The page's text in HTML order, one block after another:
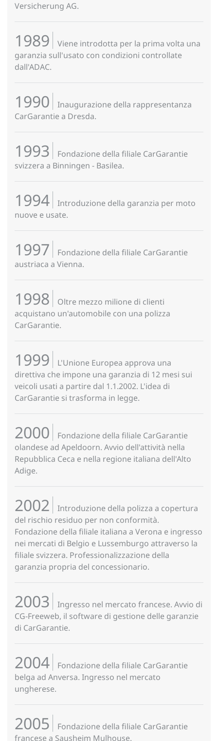
Versicherung AG.
1989
Viene introdotta per la prima volta una
garanzia sull'usato con condizioni controllate
dall'ADAC.
1990
Inaugurazione della rappresentanza
CarGarantie a Dresda.
1993
Fondazione della filiale CarGarantie
svizzera a Binningen - Basilea.
1994
Introduzione della garanzia per moto
nuove e usate.
1997
Fondazione della filiale CarGarantie
austriaca a Vienna.
1998
Oltre mezzo milione di clienti
acquistano un'automobile con una polizza
CarGarantie.
1999
L'Unione Europea approva una
direttiva che impone una garanzia di 12 mesi sui
veicoli usati a partire dal 1.1.2002. L'idea di
CarGarantie si trasforma in legge.
2000
Fondazione della filiale CarGarantie
olandese ad Apeldoorn. Avvio dell'attività nella
Repubblica Ceca e nella regione italiana dell'Alto
Adige.
2002
Introduzione della polizza a copertura
del rischio residuo per non conformità.
Fondazione della filiale italiana a Verona e ingresso
nei mercati di Belgio e Lussemburgo attraverso la
filiale svizzera. Professionalizzazione della
garanzia propria del concessionario.
2003
Ingresso nel mercato francese. Avvio di
CG-Freeweb, il software di gestione delle garanzie
di CarGarantie.
2004
Fondazione della filiale CarGarantie
belga ad Anversa. Ingresso nel mercato
ungherese.
2005
Fondazione della filiale CarGarantie
francese a Sausheim Mulhouse.